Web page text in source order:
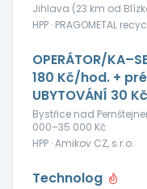
Jihlava (23 km od
HPP · PRAGOMETAL
OPERÁTOR/
180 Kč/hod. +
UBYTOVÁNÍ 30
Bystřice nad
000–35 000 Kč
HPP · Amikov CZ, s.r.o.
Technolog